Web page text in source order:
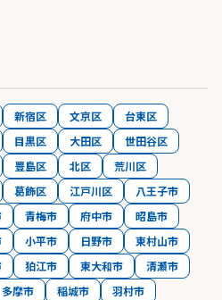
新宿区 文京区
台東区
目黒区 大田区
世田谷区
豊島区 北区
荒川区
葛飾区 江戸川区
八王子市
青梅市 府中市
昭島市
小平市 日野市
東村山市
狛江市 東大和市
清瀬市
多摩市 稲城市
羽村市